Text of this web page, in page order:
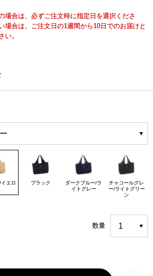
場合は、必ずご注文時に指定日を選択くださ
場合は、ご注文日の1週間から10日でのお届けと
い。
エロ
ブラック
ダークブルー/ラ
イトグレー
チャコールグレ
ー/ライトグリー
ン
数量